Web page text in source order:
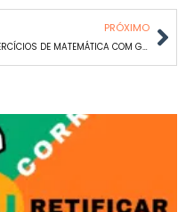
PRÓXIMO
EXERCÍCIOS DE MATEMÁTICA COM GABARITO: UM GUIA PARA ESTUDAR DE FORMA EFICIENTE